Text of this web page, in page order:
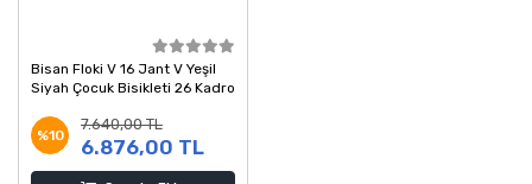
Bisan Floki V 16 Jant V Yeşil
Siyah Çocuk Bisikleti 26 Kadro
%10
7.640,00 TL
6.876,00 TL